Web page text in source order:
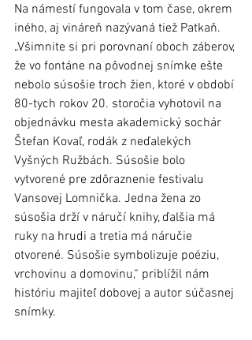
Na námestí fungovala v tom čase, okrem
iného, aj vináreň nazývaná tiež Patkaň.
„Všimnite si pri porovnaní oboch záberov,
že vo fontáne na pôvodnej snímke ešte
nebolo súsošie troch žien, ktoré v období
80-tych rokov 20. storočia vyhotovil na
objednávku mesta akademický sochár
Štefan Kovaľ, rodák z neďalekých
Vyšných Ružbách. Súsošie bolo
vytvorené pre zdôraznenie festivalu
Vansovej Lomnička. Jedna žena zo
súsošia drží v náručí knihy, ďalšia má
ruky na hrudi a tretia má náručie
otvorené. Súsošie symbolizuje poéziu,
vrchovinu a domovinu,“ priblížil nám
históriu majiteľ dobovej a autor súčasnej
snímky.